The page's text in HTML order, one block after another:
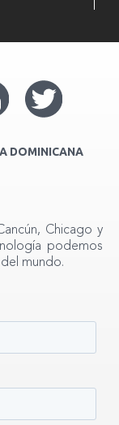
DOMINICANA
Chicago y
podemos
mundo.